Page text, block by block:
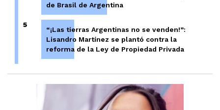
de Brasil de Argentina
5
“¡Las tierras Argentinas no se venden!”:
Lisandro Martínez se plantó contra la
reforma de la Ley de Propiedad Privada